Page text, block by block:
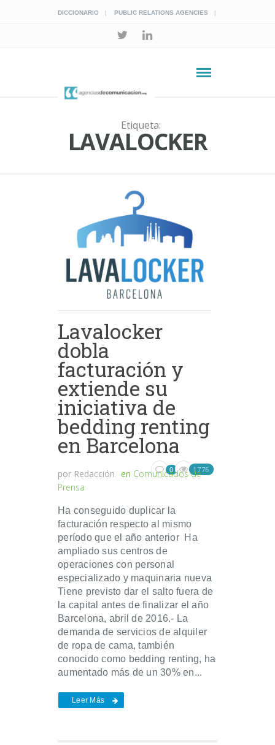
DICCIONARIO PUBLIC RELATIONS AGENCIES
Etiqueta:
LAVALOCKER
Lavalocker
dobla
facturación y
extiende su
iniciativa de
bedding renting
en Barcelona
por Redacción en Comunicados de
Prensa
0 1776
Ha conseguido duplicar la
facturación respecto al mismo
período que el año anterior Ha
ampliado sus centros de
operaciones con personal
especializado y maquinaria nueva
Tiene previsto dar el salto fuera de
la capital antes de finalizar el año
Barcelona, abril de 2016.- La
demanda de servicios de alquiler
de ropa de cama, también
conocido como bedding renting, ha
aumentado más de un 30% en...
Leer Más